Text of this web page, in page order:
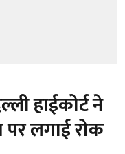
हाईकोर्ट ने
लगाई रोक